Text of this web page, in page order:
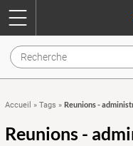
Accueil » Tags » Reunions -
Reunions -